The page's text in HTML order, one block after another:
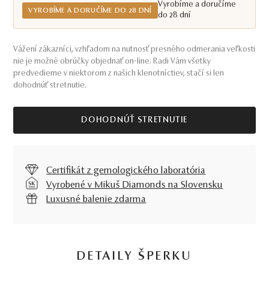
VYROBÍME A DORUČÍME DO 28 DNÍ
Vyrobíme a doručíme
do 28 dní
Vážení zákazníci, vzhľadom na nutnosť presného odmerania veľkosti
nie je možné obrúčky objednať on-line. Radi Vám všetky
predvedieme v niektorom z našich klenotníctiev, stačí si len
dohodnúť stretnutie.
DOHODNÚŤ STRETNUTIE
Certifikát z gemologického laboratória
Vyrobené v Mikuš Diamonds na Slovensku
Luxusné balenie zdarma
DETAILY ŠPERKU